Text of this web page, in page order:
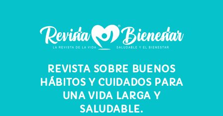
REVISTA SOBRE BUENOS
HÁBITOS Y CUIDADOS PARA
UNA VIDA LARGA Y
SALUDABLE.